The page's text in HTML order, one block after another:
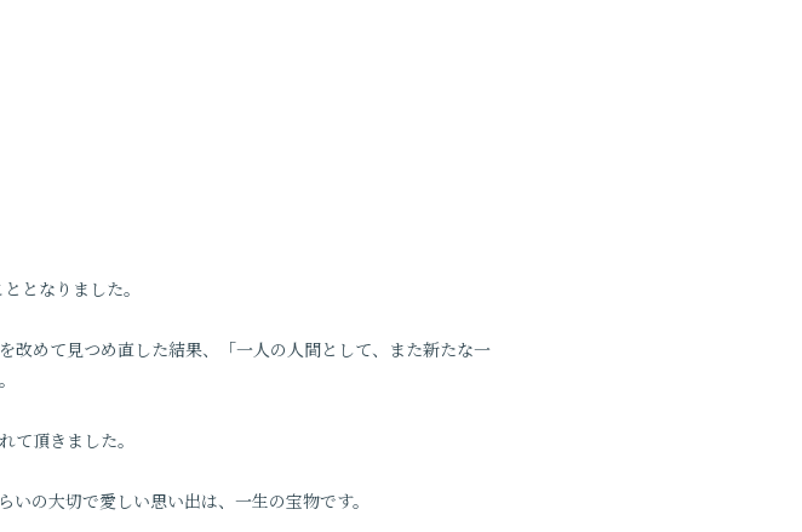
となりました。
改めて見つめ直した結果、「一人の人間として、また新たな一
て頂きました。
の大切で愛しい思い出は、一生の宝物です。